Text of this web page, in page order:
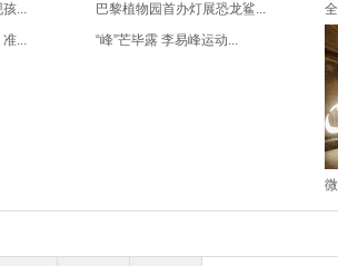
... 巴黎植物园首办灯展恐龙鲨...
...
“峰”芒毕露 李易峰运动...